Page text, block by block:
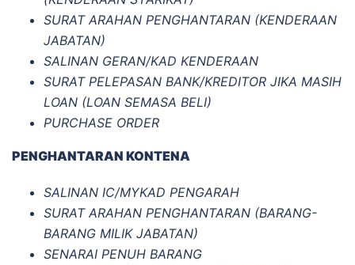
SURAT ARAHAN PENGHANTARAN (KENDERAAN
JABATAN)
SALINAN GERAN/KAD KENDERAAN
SURAT PELEPASAN BANK/KREDITOR JIKA MASIH
LOAN (LOAN SEMASA BELI)
PURCHASE ORDER
PENGHANTARAN KONTENA
SALINAN IC/MYKAD PENGARAH
SURAT ARAHAN PENGHANTARAN (BARANG-
BARANG MILIK JABATAN)
SENARAI PENUH BARANG